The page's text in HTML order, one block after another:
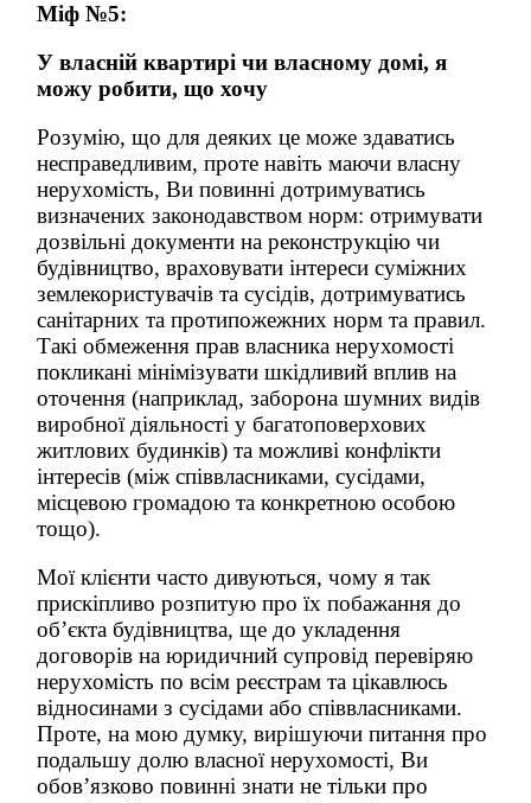
Міф №5:
У власній квартирі чи власному домі, я
можу робити, що хочу
Розумію, що для деяких це може здаватись
несправедливим, проте навіть маючи власну
нерухомість, Ви повинні дотримуватись
визначених законодавством норм: отримувати
дозвільні документи на реконструкцію чи
будівництво, враховувати інтереси суміжних
землекористувачів та сусідів, дотримуватись
санітарних та протипожежних норм та правил.
Такі обмеження прав власника нерухомості
покликані мінімізувати шкідливий вплив на
оточення (наприклад, заборона шумних видів
виробної діяльності у багатоповерхових
житлових будинків) та можливі конфлікти
інтересів (між співвласниками, сусідами,
місцевою громадою та конкретною особою
тощо).
Мої клієнти часто дивуються, чому я так
прискіпливо розпитую про їх побажання до
об’єкта будівництва, ще до укладення
договорів на юридичний супровід перевіряю
нерухомість по всім реєстрам та цікавлюсь
відносинами з сусідами або співвласниками.
Проте, на мою думку, вирішуючи питання про
подальшу долю власної нерухомості, Ви
обов’язково повинні знати не тільки про